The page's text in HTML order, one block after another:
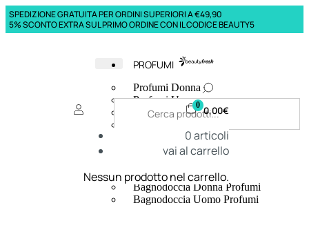
SPEDIZIONE GRATUITA PER ORDINI SUPERIORI A €49,90
5% SCONTO EXTRA SUL PRIMO ORDINE CON IL CODICE BEAUTY5
PROFUMI
Profumi Donna
Profumi Uomo
Deodoranti Donna
Corpo Donna
Corpo Uomo
Creme Mani
Bagnodoccia Donna Profumi
Bagnodoccia Uomo Profumi
0 0,00€
0articoli
vai al carrello
Nessun prodotto nel carrello.